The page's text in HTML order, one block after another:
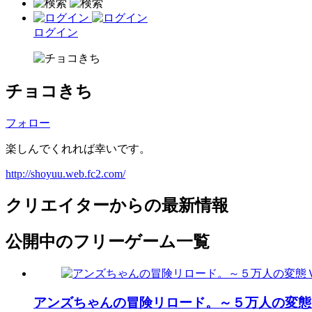
ログイン
チョコきち
フォロー
楽しんでくれれば幸いです。
http://shoyuu.web.fc2.com/
クリエイターからの最新情報
公開中のフリーゲーム一覧
アンズちゃんの冒険リロード。～５万人の変